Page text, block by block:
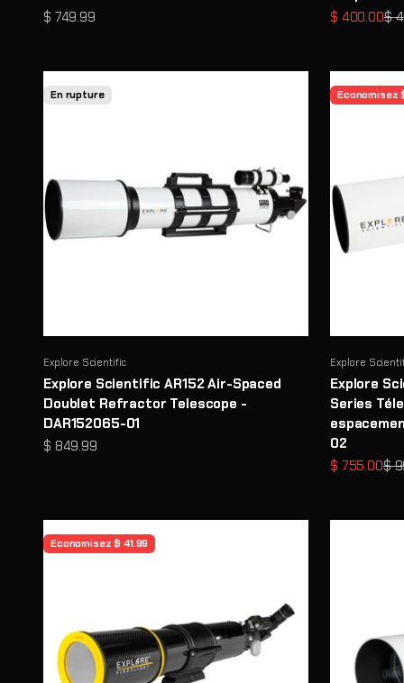
Prix de vente
$ 749.99
Prix de
$ 400.00$
En rupture
Explore Scientific
Explore Scientific AR152 Air-Spaced
Doublet Refractor Telescope -
DAR152065-01
Prix de vente
$ 849.99
Economisez
Explore
Explore
Series
02
Prix de
$ 755.00$
Economisez $ 41.99